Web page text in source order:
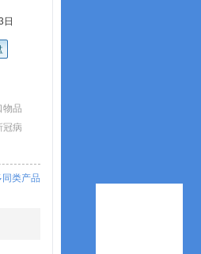
物品
冠病
类产品